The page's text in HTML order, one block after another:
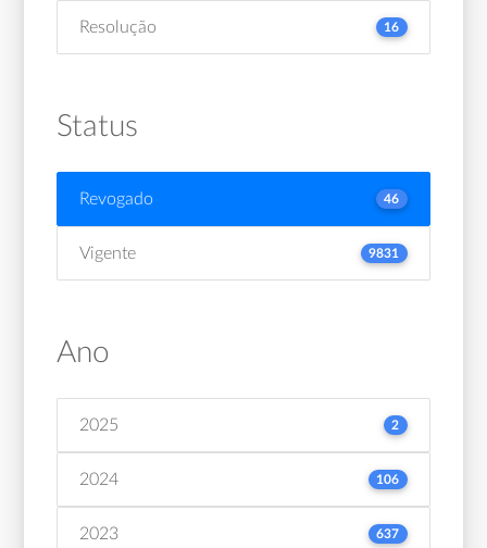
Resolução 16
Status
Revogado 46
Vigente 9831
Ano
2025 2
2024 106
2023 637